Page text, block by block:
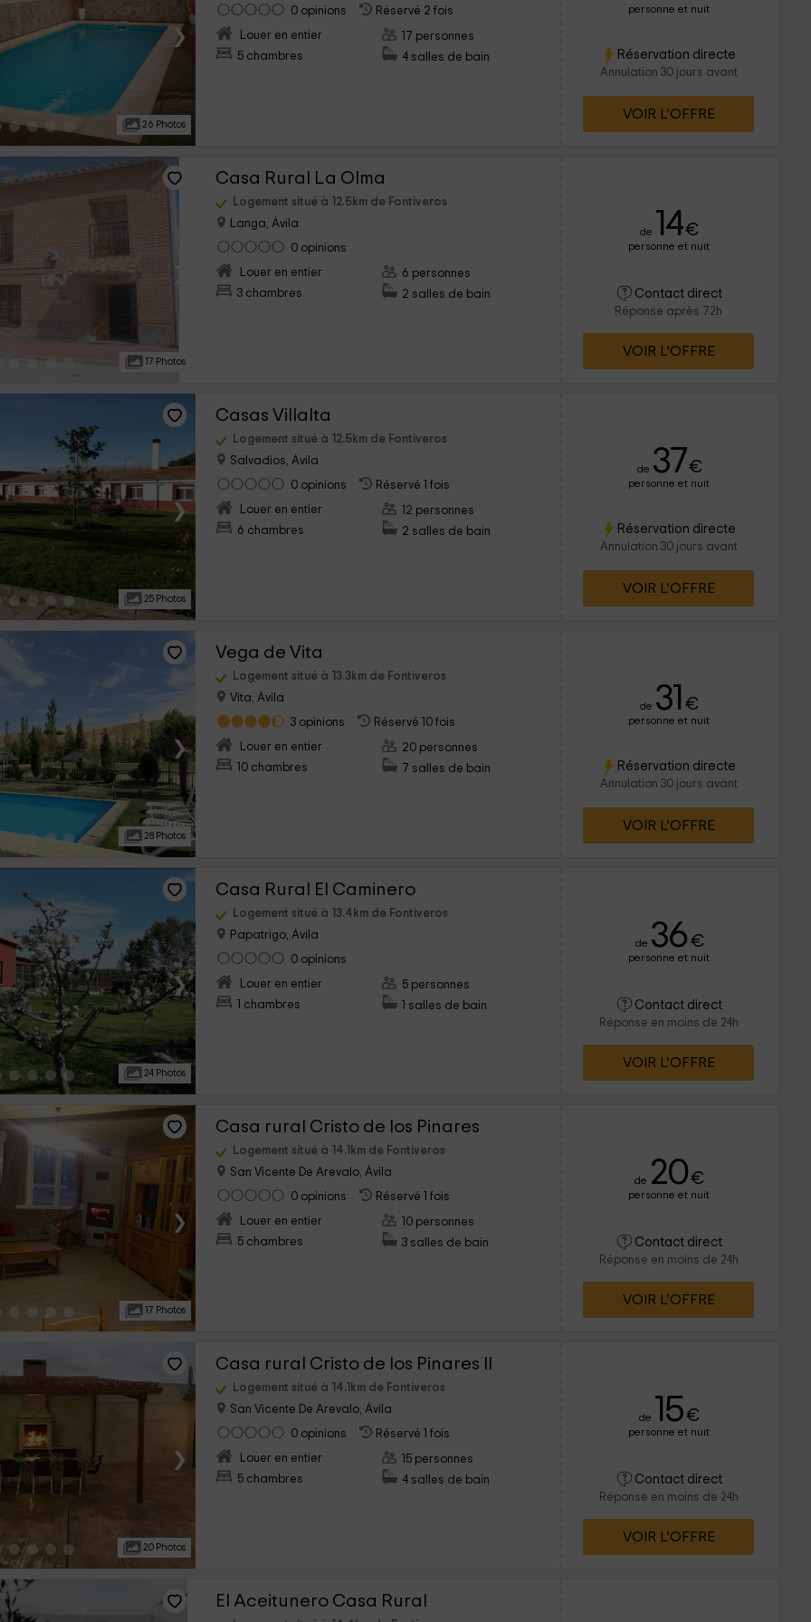
›
26 Photos
0 opinions
Réservé 2 fois
Louer en entier
5 chambres
17 personnes
4 salles de bain
personne et nuit
Réservation directe
Annulation 30 jours avant
VOIR L’OFFRE
›
17 Photos
Casa Rural La Olma
Logement situé à 12.5km de Fontiveros
Langa, Ávila
0 opinions
Louer en entier
3 chambres
6 personnes
2 salles de bain
de 14€
personne et nuit
Contact direct
Réponse après 72h
VOIR L’OFFRE
›
25 Photos
Casas Villalta
Logement situé à 12.5km de Fontiveros
Salvadios, Ávila
0 opinions
Réservé 1 fois
Louer en entier
6 chambres
12 personnes
2 salles de bain
de 37€
personne et nuit
Réservation directe
Annulation 30 jours avant
VOIR L’OFFRE
›
28 Photos
Vega de Vita
Logement situé à 13.3km de Fontiveros
Vita, Ávila
3 opinions
Réservé 10 fois
Louer en entier
10 chambres
20 personnes
7 salles de bain
de 31 €
personne et nuit
Réservation directe
Annulation 30 jours avant
VOIR L’OFFRE
›
24 Photos
Casa Rural El Caminero
Logement situé à 13.4km de Fontiveros
Papatrigo, Ávila
0 opinions
Louer en entier
1 chambres
5 personnes
1 salles de bain
de 36 €
personne et nuit
Contact direct
Réponse en moins de 24h
VOIR L’OFFRE
›
17 Photos
Casa rural Cristo de los Pinares
Logement situé à 14.1km de Fontiveros
San Vicente De Arevalo, Ávila
0 opinions
Réservé 1 fois
Louer en entier
5 chambres
10 personnes
3 salles de bain
de 20€
personne et nuit
Contact direct
Réponse en moins de 24h
VOIR L’OFFRE
›
20 Photos
Casa rural Cristo de los Pinares II
Logement situé à 14.1km de Fontiveros
San Vicente De Arevalo, Ávila
0 opinions
Réservé 1 fois
Louer en entier
5 chambres
15 personnes
4 salles de bain
de 15€
personne et nuit
Contact direct
Réponse en moins de 24h
VOIR L’OFFRE
El Aceitunero Casa Rural